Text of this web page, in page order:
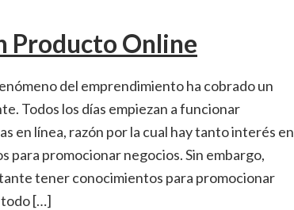
Producto Online
del emprendimiento ha cobrado un
Todos los días empiezan a funcionar
en línea, razón por la cual hay tanto interés en
para promocionar negocios. Sin embargo,
tener conocimientos para promocionar
[…]